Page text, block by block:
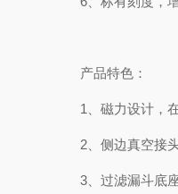
产品特色：
1、磁力设计，在
2、侧边真空接头
3、过滤漏斗底座